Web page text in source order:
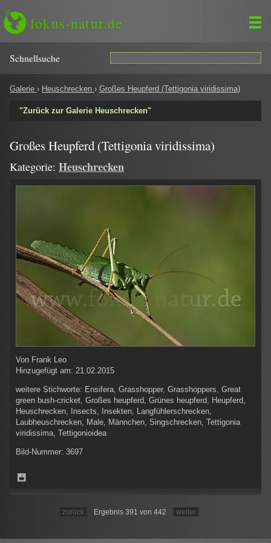
fokus-natur.de
Schnell­suche
Galerie › Heuschrecken › Großes Heupferd (Tettigonia viridissima)
"Zurück zur Galerie Heuschrecken"
Großes Heupferd (Tettigonia viridissima)
Kategorie: Heuschrecken
Von Frank Leo
Hinzugefügt am: 21.02.2015
weitere Stichworte: Ensifera, Grasshopper, Grasshoppers, Great
green bush-cricket, Großes heupferd, Grünes heupferd, Heupferd,
Heuschrecken, Insects, Insekten, Langfühlerschrecken,
Laubheuschrecken, Male, Männchen, Singschrecken, Tettigonia
viridissima, Tettigonioidea
Bild-Nummer: 3697
zurück Ergebnis 391 von 442 weiter